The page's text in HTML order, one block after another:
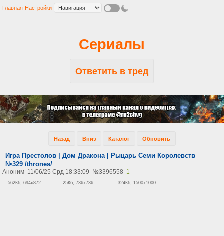
Главная Настройки
Сериалы
Ответить в тред
Назад Вниз Каталог Обновить
Игра Престолов | Дом Дракона | Рыцарь Семи Королевств
№329 /thrones/
Аноним 11/06/25 Срд 18:33:09 №3396558 1
562Кб, 694x872 25Кб, 736x736 324Кб, 1500x1000